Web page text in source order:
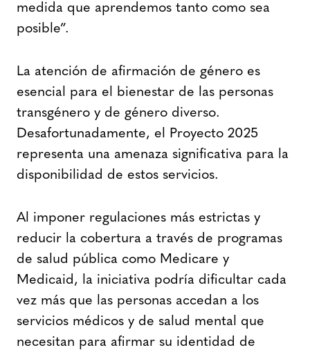
medida que aprendemos tanto como sea
posible”.
La atención de afirmación de género es
esencial para el bienestar de las personas
transgénero y de género diverso.
Desafortunadamente, el Proyecto 2025
representa una amenaza significativa para la
disponibilidad de estos servicios.
Al imponer regulaciones más estrictas y
reducir la cobertura a través de programas
de salud pública como Medicare y
Medicaid, la iniciativa podría dificultar cada
vez más que las personas accedan a los
servicios médicos y de salud mental que
necesitan para afirmar su identidad de